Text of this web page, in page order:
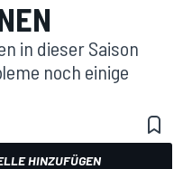
in dieser Saison
noch einige
HINZUFÜGEN